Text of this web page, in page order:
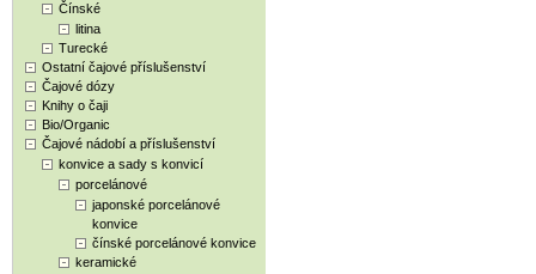
Čínské
litina
Turecké
Ostatní čajové příslušenství
Čajové dózy
Knihy o čaji
Bio/Organic
Čajové nádobí a příslušenství
konvice a sady s konvicí
porcelánové
japonské porcelánové
konvice
čínské porcelánové konvice
keramické